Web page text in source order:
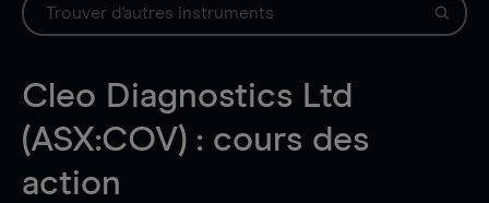
Cleo Diagnostics Ltd
(ASX:COV) : cours des
action